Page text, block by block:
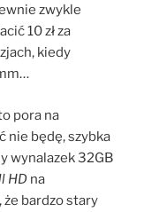
zwykle
10 zł za
kiedy
pora na
nie będę, szybka
wynalazek 32GB
HD na
że bardzo stary